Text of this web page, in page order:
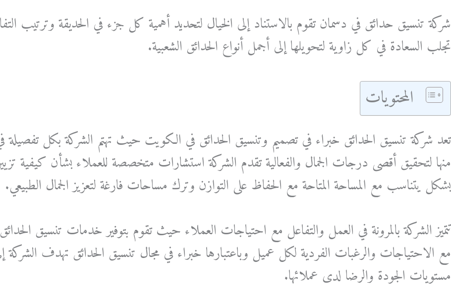
شركة تنسيق حدائق في دسمان تقوم بالاستناد إلى الخيال لتحديد أهمية كل جزء في الحديقة وترتيب
تجلب السعادة في كل زاوية لتحويلها إلى أجمل أنواع الحدائق الشعبية.
المحتويات
تعد شركة تنسيق الحدائق خبراء في تصميم وتنسيق الحدائق في الكويت حيث تهتم الشركة بكل تفصيلة
منها لتحقيق أقصى درجات الجمال والفعالية تقدم الشركة استشارات متخصصة للعملاء بشأن كيفية
بشكل يتناسب مع المساحة المتاحة مع الحفاظ على التوازن وترك مساحات فارغة لتعزيز الجمال الطبيعي.
تتميز الشركة بالمرونة في العمل والتفاعل مع احتياجات العملاء حيث تقوم بتوفير خدمات تنسيق
مع الاحتياجات والرغبات الفردية لكل عميل وباعتبارها خبراء في مجال تنسيق الحدائق تهدف الشركة
مستويات الجودة والرضا لدى عملائها.